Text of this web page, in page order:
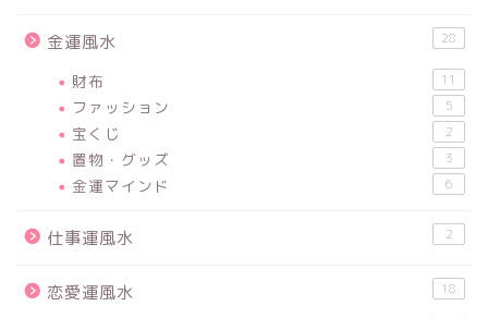
金運風水 28
財布 11
ファッション 5
宝くじ 2
置物・グッズ 3
金運マインド 6
仕事運風水 2
恋愛運風水 18